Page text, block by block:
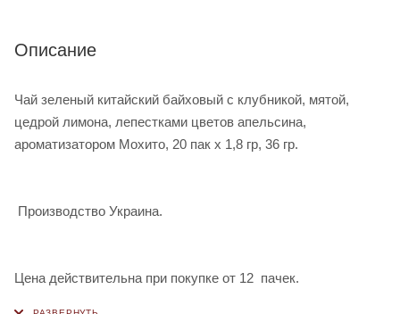
Описание
Чай зеленый китайский байховый с клубникой, мятой,
цедрой лимона, лепестками цветов апельсина,
ароматизатором Мохито, 20 пак х 1,8 гр, 36 гр.
Производство Украина.
Цена действительна при покупке от 12 пачек.